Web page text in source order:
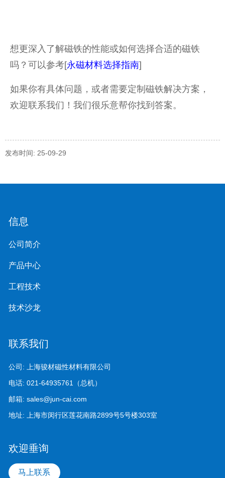
想更深入了解磁铁的性能或如何选择合适的磁铁
吗？可以参考[永磁材料选择指南]
如果你有具体问题，或者需要定制磁铁解决方案，
欢迎联系我们！我们很乐意帮你找到答案。
发布时间: 25-09-29
信息
公司简介
产品中心
工程技术
技术沙龙
联系我们
公司:上海骏材磁性材料有限公司
电话:021-64935761（总机）
邮箱:sales@jun-cai.com
地址:上海市闵行区莲花南路2899号5号楼303室
欢迎垂询
马上联系